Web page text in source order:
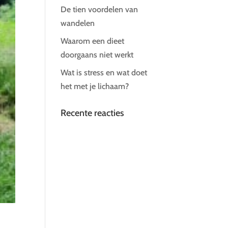
De tien voordelen van
wandelen
Waarom een dieet
doorgaans niet werkt
Wat is stress en wat doet
het met je lichaam?
Recente reacties